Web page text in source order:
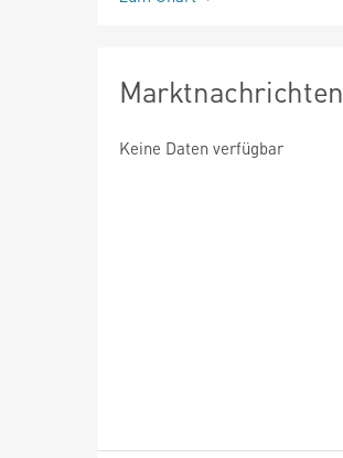
Marktnachrichten
Keine Daten verfügbar